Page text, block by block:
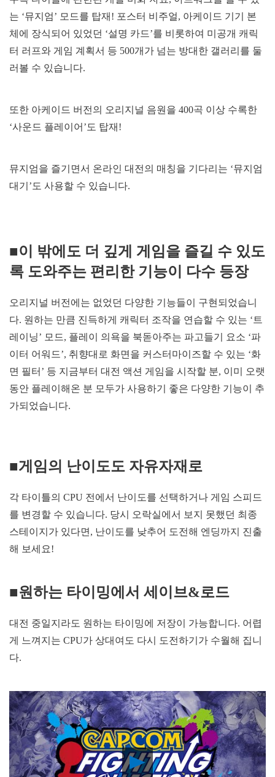
는 ‘뮤지엄’ 모드를 탑재! 포스터 비주얼, 아케이드 기기 본
체에 장식되어 있었던 ‘설명 카드’를 비롯하여 미공개 캐릭
터 러프와 게임 계획서 등 500개가 넘는 방대한 갤러리를 둘
러볼 수 있습니다.
또한 아케이드 버전의 오리지널 음원을 400곡 이상 수록한
‘사운드 플레이어’도 탑재!
뮤지엄을 즐기면서 온라인 대전의 매칭을 기다리는 ‘뮤지엄
대기’도 사용할 수 있습니다.
■이 밖에도 더 깊게 게임을 즐길 수 있도
록 도와주는 편리한 기능이 다수 등장
오리지널 버전에는 없었던 다양한 기능들이 구현되었습니
다. 원하는 만큼 진득하게 캐릭터 조작을 연습할 수 있는 ‘트
레이닝’ 모드, 플레이 의욕을 북돋아주는 파고들기 요소 ‘파
이터 어워드’, 취향대로 화면을 커스터마이즈할 수 있는 ‘화
면 필터’ 등 지금부터 대전 액션 게임을 시작할 분, 이미 오랫
동안 플레이해온 분 모두가 사용하기 좋은 다양한 기능이 추
가되었습니다.
■게임의 난이도도 자유자재로
각 타이틀의 CPU 전에서 난이도를 선택하거나 게임 스피드
를 변경할 수 있습니다. 당시 오락실에서 보지 못했던 최종
스테이지가 있다면, 난이도를 낮추어 도전해 엔딩까지 진출
해 보세요!
■원하는 타이밍에서 세이브&로드
대전 중일지라도 원하는 타이밍에 저장이 가능합니다. 어렵
게 느껴지는 CPU가 상대여도 다시 도전하기가 수월해 집니
다.
Play
Video